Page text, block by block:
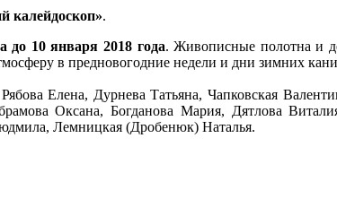
калейдоскоп».
до 10 января 2018 года. Живописные полотна и
в предновогодние недели и дни зимних
Елена, Дурнева Татьяна, Чапковская
Оксана, Богданова Мария, Дятлова
Лемницкая (Дробенюк) Наталья.